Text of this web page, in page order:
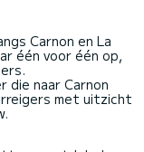
Carnon en La
één voor één op,
die naar Carnon
met uitzicht